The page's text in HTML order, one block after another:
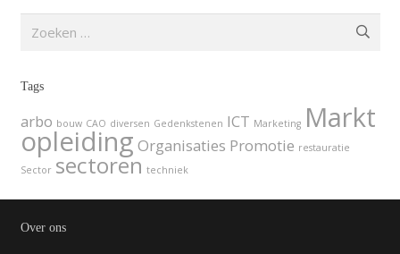
naar:
Tags
arbo bouw CAO diversen Gedenkstenen ICT Marketing Markt
opleiding Organisaties Promotie restauratie
Sector sectoren techniek
Over ons